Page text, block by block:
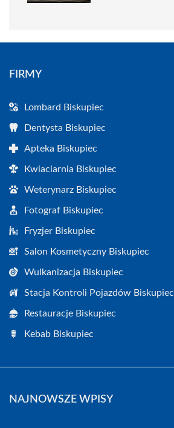
FIRMY
Lombard Biskupiec
Dentysta Biskupiec
Apteka Biskupiec
Kwiaciarnia Biskupiec
Weterynarz Biskupiec
Fotograf Biskupiec
Fryzjer Biskupiec
Salon Kosmetyczny Biskupiec
Wulkanizacja Biskupiec
Stacja Kontroli Pojazdów Biskupiec
Restauracje Biskupiec
Kebab Biskupiec
NAJNOWSZE WPISY